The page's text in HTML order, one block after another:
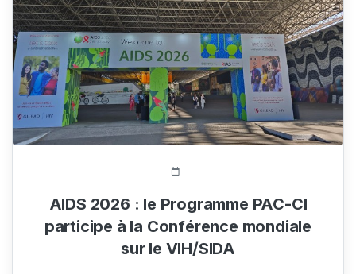
AIDS 2026 : le Programme PAC-CI
participe à la Conférence mondiale
sur le VIH/SIDA